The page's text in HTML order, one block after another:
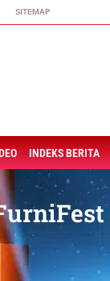
SITEMAP
INDEKS BERITA